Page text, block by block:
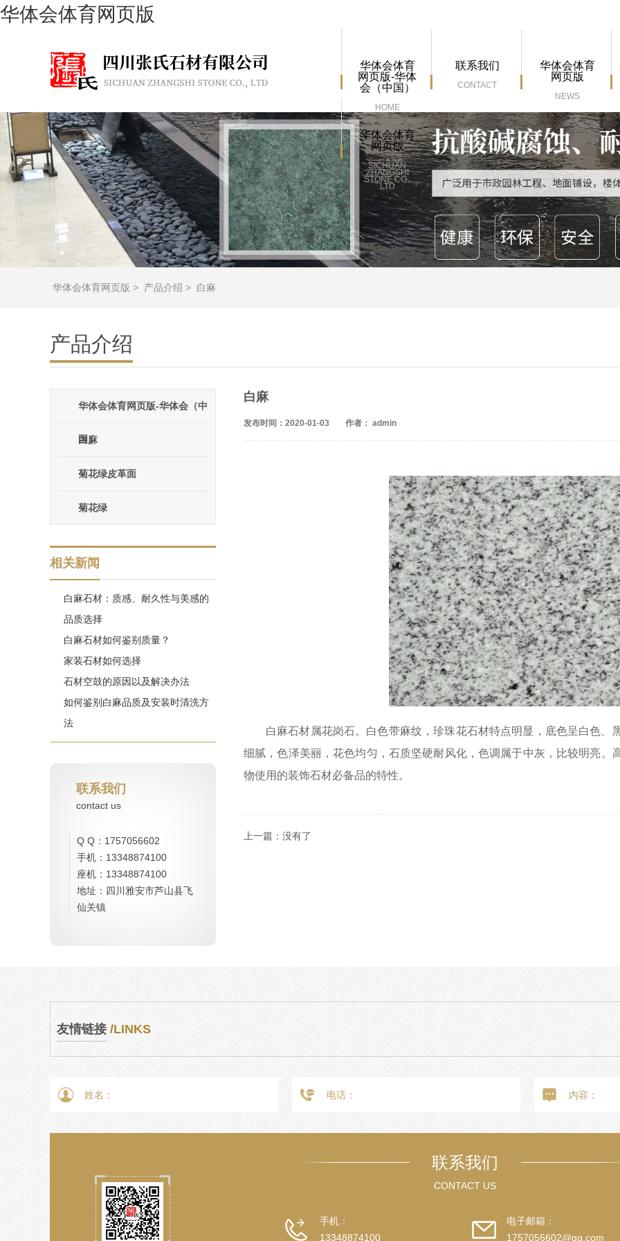
华体会体育网页版
华体会体育
网页版-华体
会（中国）
HOME
联系我们
CONTACT
华体会体育
网页版
NEWS
华体会体育
网页版
SICHUAN
ZHANGSHI
STONE CO.,
LTD
华体会体育网页版 > 产品介绍 > 白麻
产品介绍
华体会体育网页版-华体会（中
国）
白麻
菊花绿皮革面
菊花绿
相关新闻
白麻石材：质感、耐久性与美感的
品质选择
白麻石材如何鉴别质量？
家装石材如何选择
石材空鼓的原因以及解决办法
如何鉴别白麻品质及安装时清洗方
法
联系我们
contact us
Q Q：1757056602
手机：13348874100
座机：13348874100
地址：四川雅安市芦山县飞
仙关镇
白麻
发布时间：2020-01-03 作者： admin
白麻石材属花岗石。白色带麻纹，珍珠花石材特点明显，底色呈白色
细腻，色泽美丽，花色均匀，石质坚硬耐风化，色调属于中灰，比较明亮
物使用的装饰石材必备品的特性。
上一篇： 没有了
友情链接 /LINKS
联系我们
CONTACT US
手机：
13348874100
电子邮箱：
1757056602@qq.com